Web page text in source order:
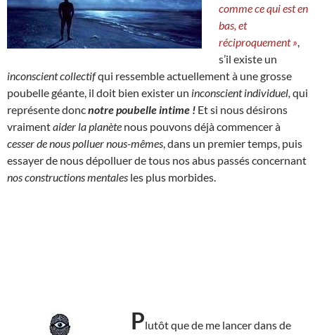
comme ce qui est en
bas, et
réciproquement »
s’il existe un
inconscient collectifqui ressemble actuellement à une grosse
poubelle géante, il doit bien exister un inconscient individuel, qui
représente doncnotre poubelle intime ! Et si nous désirons
vraimentaider la planète nous pouvons déjà commencer à
cesser de nous polluer nous-mêmes , dans un premier temps, puis
essayer de nous dépolluer de tous nos abus passés concernant
nos constructions mentales les plus morbides.
Plutôt que de me lancer dans de